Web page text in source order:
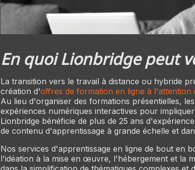
En quoi Lionbridge peut
La transition vers le travail à distance ou hybride
création d'offres de formation en ligne à
Au lieu d'organiser des formations présentielles,
expériences numériques interactives pour
Lionbridge bénéficie de plus de 25 ans
de contenu d'apprentissage à grande échelle et
Nos services d'apprentissage en ligne de bout en
l'idéation à la mise en œuvre, l'hébergement et la